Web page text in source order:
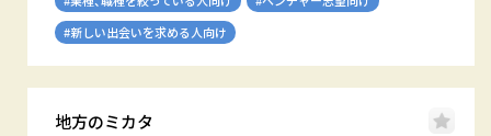
#新しい出会いを求める人向け
地方のミカタ